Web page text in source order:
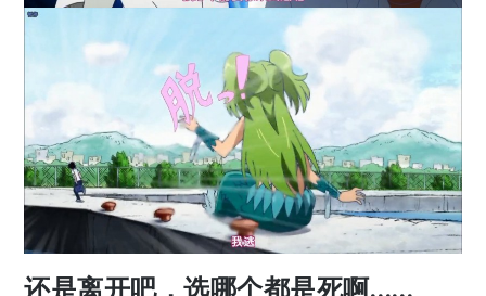
还是离开吧，选哪个都是死啊……